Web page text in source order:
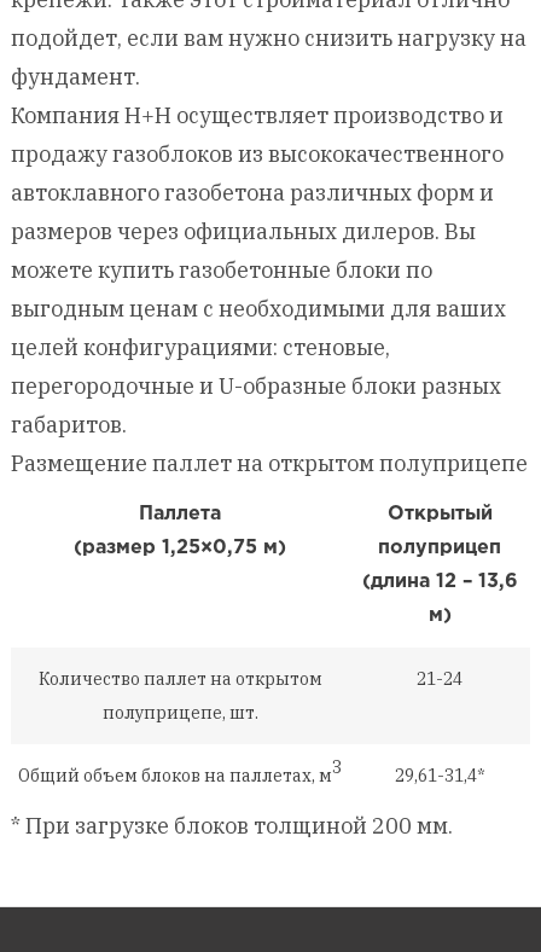
подойдет, если вам нужно снизить нагрузку на
фундамент.
Компания H+H осуществляет производство и
продажу газоблоков из высококачественного
автоклавного газобетона различных форм и
размеров через официальных дилеров. Вы
можете купить газобетонные блоки по
выгодным ценам с необходимыми для ваших
целей конфигурациями: стеновые,
перегородочные и U-образные блоки разных
габаритов.
Размещение паллет на открытом полуприцепе
Паллета
(размер 1,25×0,75 м)
Открытый
полуприцеп
(длина 12 – 13,6
м)
Количество паллет на открытом
полуприцепе, шт.
21-24
Общий объем блоков на паллетах, м3 29,61-31,4*
* При загрузке блоков толщиной 200 мм.